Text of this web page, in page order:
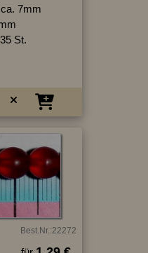
7mm
St.
Best.Nr.:22272